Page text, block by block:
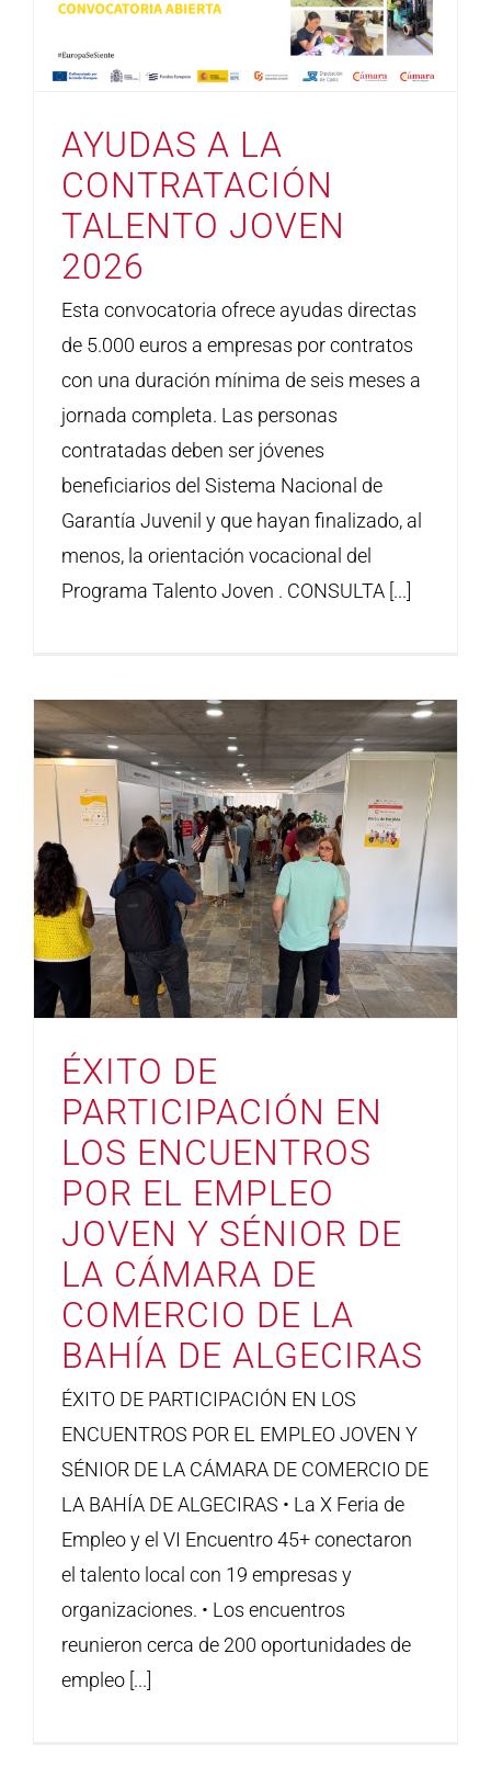
AYUDAS A LA
CONTRATACIÓN
TALENTO JOVEN
2026
Esta convocatoria ofrece ayudas directas
de 5.000 euros a empresas por contratos
con una duración mínima de seis meses a
jornada completa. Las personas
contratadas deben ser jóvenes
beneficiarios del Sistema Nacional de
Garantía Juvenil y que hayan finalizado, al
menos, la orientación vocacional del
Programa Talento Joven . CONSULTA [...]
ÉXITO DE
PARTICIPACIÓN EN
LOS ENCUENTROS
POR EL EMPLEO
JOVEN Y SÉNIOR DE
LA CÁMARA DE
COMERCIO DE LA
BAHÍA DE ALGECIRAS
ÉXITO DE PARTICIPACIÓN EN LOS
ENCUENTROS POR EL EMPLEO JOVEN Y
SÉNIOR DE LA CÁMARA DE COMERCIO DE
LA BAHÍA DE ALGECIRAS • La X Feria de
Empleo y el VI Encuentro 45+ conectaron
el talento local con 19 empresas y
organizaciones. • Los encuentros
reunieron cerca de 200 oportunidades de
empleo [...]